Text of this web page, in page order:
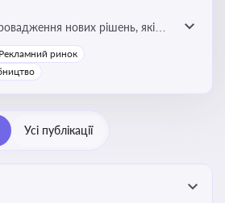
нових рішень, які
функціональність або
продуктів і процесів.
Рекламний ринок
Усі публікації